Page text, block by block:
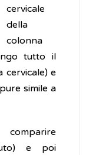
cervicale
della
colonna
tutto il
cervicale) e
simile a
e poi